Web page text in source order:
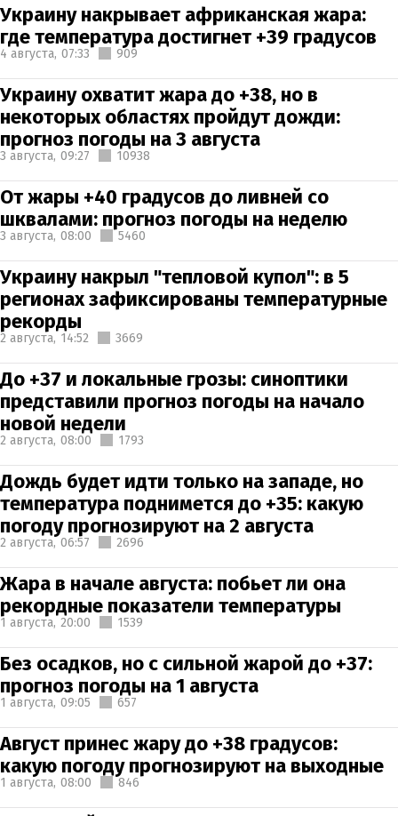
Украину накрывает африканская жара:
где температура достигнет +39 градусов
4 августа, 07:33 909
Украину охватит жара до +38, но в
некоторых областях пройдут дожди:
прогноз погоды на 3 августа
3 августа, 09:27 10938
От жары +40 градусов до ливней со
шквалами: прогноз погоды на неделю
3 августа, 08:00 5460
Украину накрыл "тепловой купол": в 5
регионах зафиксированы температурные
рекорды
2 августа, 14:52 3669
До +37 и локальные грозы: синоптики
представили прогноз погоды на начало
новой недели
2 августа, 08:00 1793
Дождь будет идти только на западе, но
температура поднимется до +35: какую
погоду прогнозируют на 2 августа
2 августа, 06:57 2696
Жара в начале августа: побьет ли она
рекордные показатели температуры
1 августа, 20:00 1539
Без осадков, но с сильной жарой до +37:
прогноз погоды на 1 августа
1 августа, 09:05 657
Август принес жару до +38 градусов:
какую погоду прогнозируют на выходные
1 августа, 08:00 846